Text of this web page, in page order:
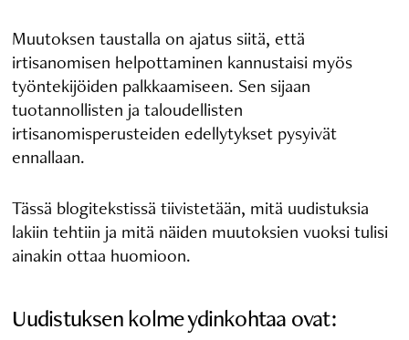
Muutoksen taustalla on ajatus siitä, että
irtisanomisen helpottaminen kannustaisi myös
työntekijöiden palkkaamiseen. Sen sijaan
tuotannollisten ja taloudellisten
irtisanomisperusteiden edellytykset pysyivät
ennallaan.
Tässä blogitekstissä tiivistetään, mitä uudistuksia
lakiin tehtiin ja mitä näiden muutoksien vuoksi tulisi
ainakin ottaa huomioon.
Uudistuksen kolme ydinkohtaa ovat: